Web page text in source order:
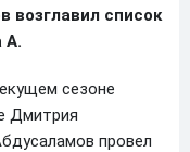
возглавил список
А.
сезоне
Дмитрия
провел